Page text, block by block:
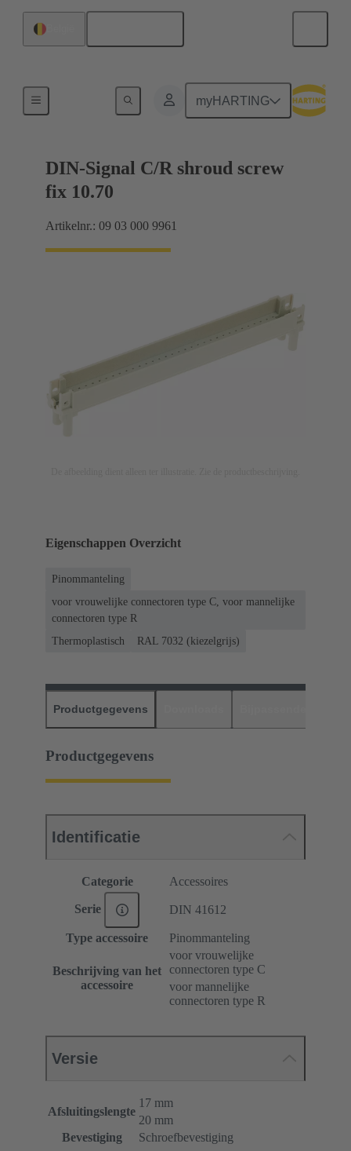
myHARTING
Moederbord naar dochterkaart-aansluiting
DIN-Signal C/R shroud screw
fix 10.70
Artikelnr.: 09 03 000 9961
Eigenschappen Overzicht
Pinommanteling
voor vrouwelijke connectoren type C, voor mannelijke
connectoren type R
Thermoplastisch
RAL 7032 (kiezelgrijs)
Productgegevens
Productgegevens
Identificatie
Categorie Accessoires
Serie DIN 41612
Type accessoire Pinommanteling
Beschrijving van het
accessoire
voor vrouwelijke
connectoren type C
voor mannelijke
connectoren type R
Versie
Afsluitingslengte
17 mm
20 mm
Bevestiging
Schroefbevestiging